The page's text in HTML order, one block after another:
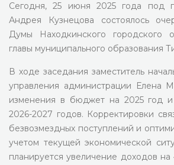
Сегодня, 25 июня 2025 года под
Андрея Кузнецова состоялось
Думы Находкинского городского
главы муниципального образования
В ходе заседания заместитель
управления администрации Елена
изменения в бюджет на 2025 год
2026-2027 годов. Корректировки
безвозмездных поступлений и
учетом текущей экономической
планируется увеличение доходов